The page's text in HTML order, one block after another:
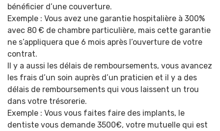
bénéficier d’une couverture.
Exemple : Vous avez une garantie hospitalière à 300%
avec 80 € de chambre particulière, mais cette garantie
ne s’appliquera que 6 mois après l’ouverture de votre
contrat.
Il y a aussi les délais de remboursements, vous avancez
les frais d’un soin auprès d’un praticien et il y a des
délais de remboursements qui vous laissent un trou
dans votre trésorerie.
Exemple : Vous vous faites faire des implants, le
dentiste vous demande 3500€, votre mutuelle qui est